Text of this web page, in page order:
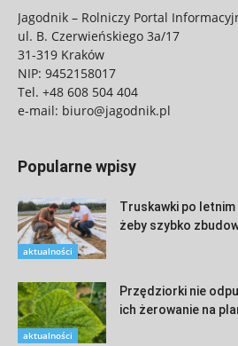
Jagodnik – Rolniczy Portal
ul. B. Czerwieńskiego 3a/17
31-319 Kraków
NIP: 9452158017
Tel. +48 608 504 404
e-mail: biuro@jagodnik.pl
Popularne wpisy
aktualności
Truskawki po
żeby szybko
aktualności
Przędziorki nie
ich żerowanie na